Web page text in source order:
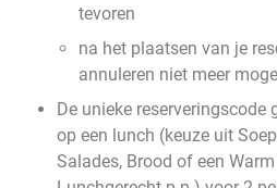
tevoren
na het plaatsen van je
annuleren niet meer
De unieke reserveringscode
op een lunch (keuze uit
Salades, Brood of een Warm